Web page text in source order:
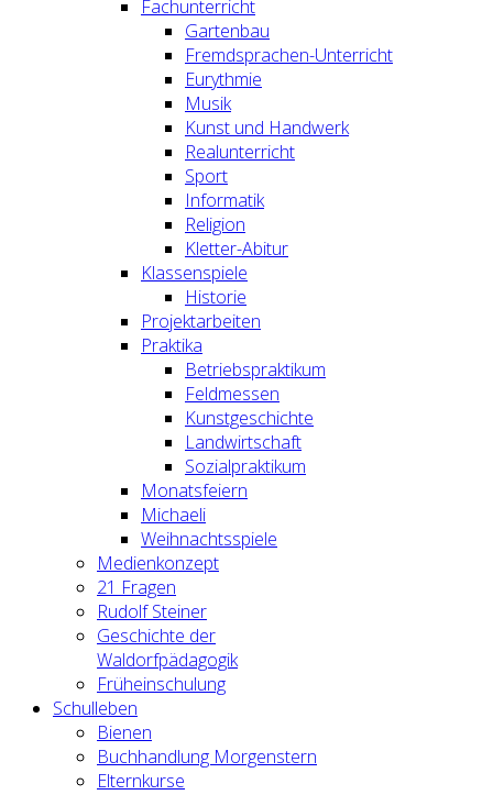
Fachunterricht
Gartenbau
Fremdsprachen-Unterricht
Eurythmie
Musik
Kunst und Handwerk
Realunterricht
Sport
Informatik
Religion
Kletter-Abitur
Klassenspiele
Historie
Projektarbeiten
Praktika
Betriebspraktikum
Feldmessen
Kunstgeschichte
Landwirtschaft
Sozialpraktikum
Monatsfeiern
Michaeli
Weihnachtsspiele
Medienkonzept
21 Fragen
Rudolf Steiner
Geschichte der
Waldorfpädagogik
Früheinschulung
Schulleben
Bienen
Buchhandlung Morgenstern
Elternkurse